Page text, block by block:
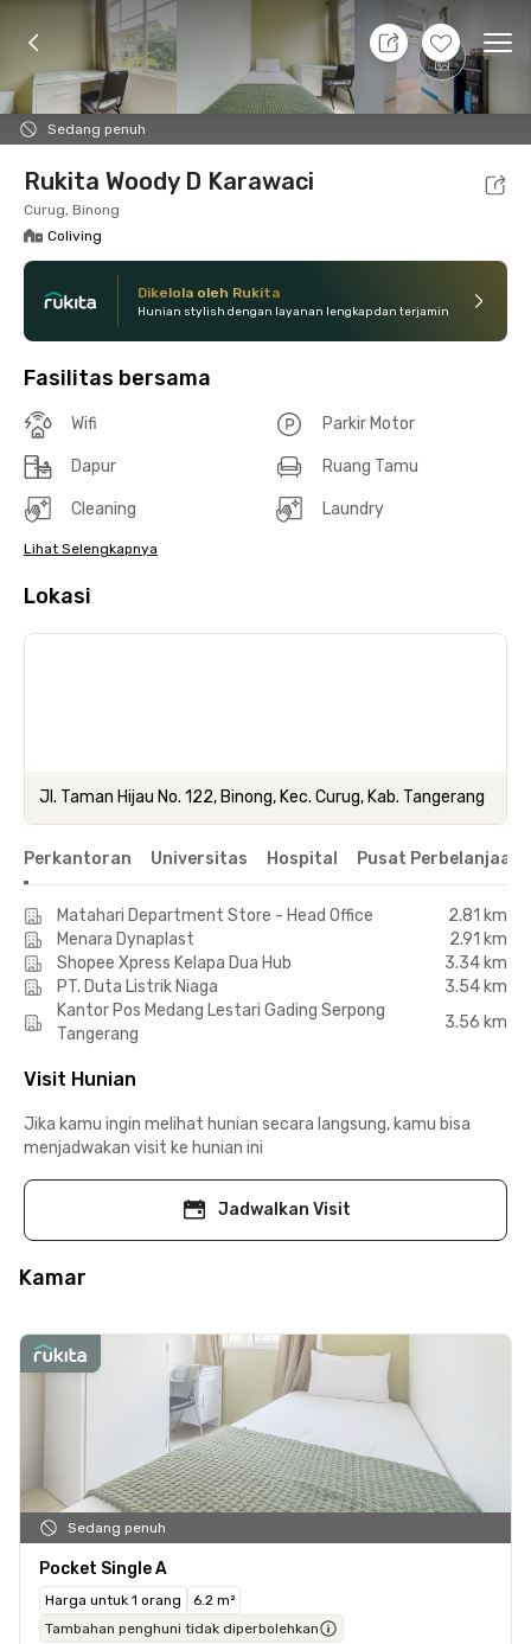
+8
Sedang penuh
8 Agt 26 - Belum tahu
Foto Fasilitas bersama Lokasi Kamar
Rukita Woody D Karawaci
Curug, Binong
Coliving
Dikelola oleh Rukita
Hunian stylish dengan layanan lengkap dan terjamin
Fasilitas bersama
Wifi Parkir Motor
Dapur Ruang Tamu
Cleaning Laundry
Lihat Selengkapnya
Lokasi
Jl. Taman Hijau No. 122, Binong, Kec. Curug, Kab. Tangerang
Perkantoran Universitas Hospital Pusat Perbelanjaan
Matahari Department Store - Head Office
2.81 km
Menara Dynaplast
2.91 km
Shopee Xpress Kelapa Dua Hub
3.34 km
PT. Duta Listrik Niaga
3.54 km
Kantor Pos Medang Lestari Gading Serpong
Tangerang
3.56 km
Visit Hunian
Jika kamu ingin melihat hunian secara langsung, kamu bisa
menjadwakan visit ke hunian ini
Jadwalkan Visit
Kamar
Sedang penuh
Pocket Single A
Harga untuk 1 orang
6.2 m²
Tambahan penghuni tidak diperbolehkan